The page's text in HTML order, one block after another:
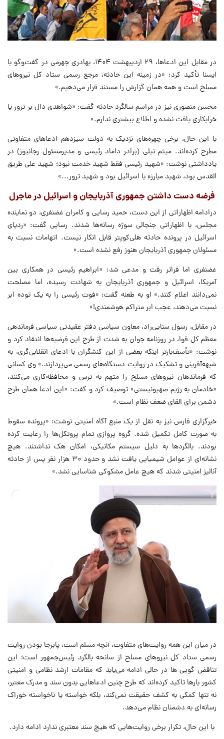
در مقابل این ادعاها، ۲۹ اردیبهشت ۱۴۰۴، بهادری جهرمی در گفت‌وگو با
ایسنا تأکید کرد: «در زمینه این حادثه، مرجع رسمی ستاد کل نیروهای
مسلح است و همه همان گزارش را مستند قرار می‌دهیم.»
محسن منصوری نیز در مراسم سالگرد حادثه گفت: «شواهدی دال بر ترور یا
خرابکاری یافت نشده و اطلاع بیشتری ندارم.»
با این حال، برخی چهره‌های نزدیک به دولت سیزدهم ادعاهای متفاوتی
مطرح کرده‌اند. میثم نیلی (برادر داماد رئیسی و مدیرمسئول رجانیوز) در
یادداشتی نوشت: «شهید رئیسی فقط شهید خدمت نبود؛ شهید علی طریق
القدس بود، شهید مبارزه با اسرائیل بود و شهید ترور...»
فرضه دست داشتن جمهوری آذربایجان و اسرائیل در ماجرل
درادامه اظهاراتی از این دست، حمید رسایی و کامران غضنفری، دو نماینده
مجلس، با اظهاراتی جنجالی سوژه رسانه‌ها شدند. رسایی گفت: «ردپای
اسرائیل در پرونده حادثه هلی‌کوپتر قابل انکار نیست. اتهامات نسبت به
مسئولان جمهوری آذربایجان هنوز رفع نشده است.»
غضنفری اما فراتر رفت و مدعی شد: «ابراهیم رئیسی در همکاری بین
آمریکا، اسرائیل و جمهوری آذربایجان به شهادت رسیده، اما مصلحت
نمی‌دانند اعلام کنند.» او به طعنه گفت: «فوت رئیسی را به یک توده ابر
نسبت می‌دهند، عجب ابر متراکم هوشمندی!»
در مقابل، رسول سنایی‌راد، معاون سیاسی دفتر عقیدتی سیاسی فرماندهی
معظم کل قوا، در روزنامه جوان به شدت از طرح این فرضیه‌ها انتقاد کرد و
نوشت: «تأسف‌بارتر اینکه بعضی از این کنشگران با ادعای انقلابی‌گری، به
شبهه‌آفرینی و تشکیک در روایت دستگاه‌های رسمی می‌پردازند.» وی کسانی
که فرماندهان نیروهای مسلح را متهم به ترس و محافظه‌کاری می‌کنند،
«خادمان به رژیم صهیونیستی» توصیف کرد و گفت: «این ادعا همان طرح
دشمن برای القای ضعف نظام است.»
خبرگزاری فارس نیز به نقل از یک منبع آگاه امنیتی نوشت: «پرونده سقوط
به صورت کامل تکمیل شده. گروه پروازی تمام پروتکل‌ها را رعایت کرده
بودند. بالگردها به دلیل سیستم مکانیکی، امکان هک نداشتند. هیچ
نشانه‌ای از عوامل شیمیایی یافت نشد و حدود ۳۰ هزار نفر پس از حادثه
آنالیز امنیتی شدند که هیچ عامل مشکوکی شناسایی نشد.»
در میان این همه روایت‌های متفاوت، آنچه مسلم است، پابرجا بودن روایت
رسمی ستاد کل نیروهای مسلح از سانحه بالگرد رئیس‌جمهور است؛ این
تناقض گویی ها در حالی ادامه می‌یابد که مقامات ارشد نظامی و امنیتی
کشور بارها تاکید کرده‌اند که طرح چنین ادعاهایی بدون سند و مدرک معتبر،
نه تنها کمکی به کشف حقیقت نمی‌کند، بلکه خواسته یا ناخواسته خوراک
رسانه‌ای به دشمنان نظام می‌دهد.
با این حال، تکرار برخی روایت‌هایی که هیچ سند معتبری ندارد ادامه دارد.